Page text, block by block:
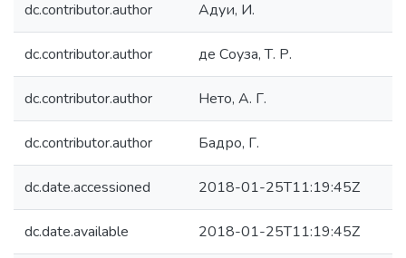
dc.contributor.author Адуи, И.
dc.contributor.author де Соуза, Т. Р.
dc.contributor.author Нето, А. Г.
dc.contributor.author Бадро, Г.
dc.date.accessioned 2018-01-25T11:19:45Z
dc.date.available 2018-01-25T11:19:45Z